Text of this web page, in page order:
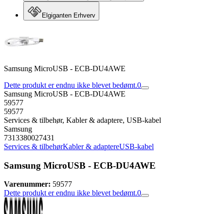
Elgiganten Erhverv
Samsung MicroUSB - ECB-DU4AWE
Dette produkt er endnu ikke blevet bedømt.0
Samsung MicroUSB - ECB-DU4AWE
59577
59577
Services & tilbehør, Kabler & adaptere, USB-kabel
Samsung
7313380027431
Services & tilbehørKabler & adaptereUSB-kabel
Samsung MicroUSB - ECB-DU4AWE
Varenummer: 59577
Dette produkt er endnu ikke blevet bedømt.0